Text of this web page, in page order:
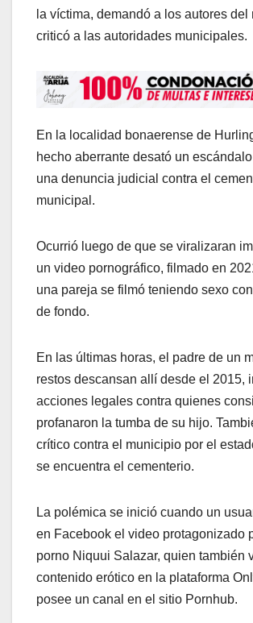
la víctima, demandó a los autores del
criticó a las autoridades municipales.
En la localidad bonaerense de
hecho aberrante desató un
una denuncia judicial contra el
municipal.
Ocurrió luego de que se viralizaran
un video pornográfico, filmado en
una pareja se filmó teniendo sexo
de fondo.
En las últimas horas, el padre de un
restos descansan allí desde el 2015,
acciones legales contra quienes
profanaron la tumba de su hijo.
crítico contra el municipio por el
se encuentra el cementerio.
La polémica se inició cuando un
en Facebook el video protagonizado
porno Niquui Salazar, quien también
contenido erótico en la plataforma
posee un canal en el sitio Pornhub.